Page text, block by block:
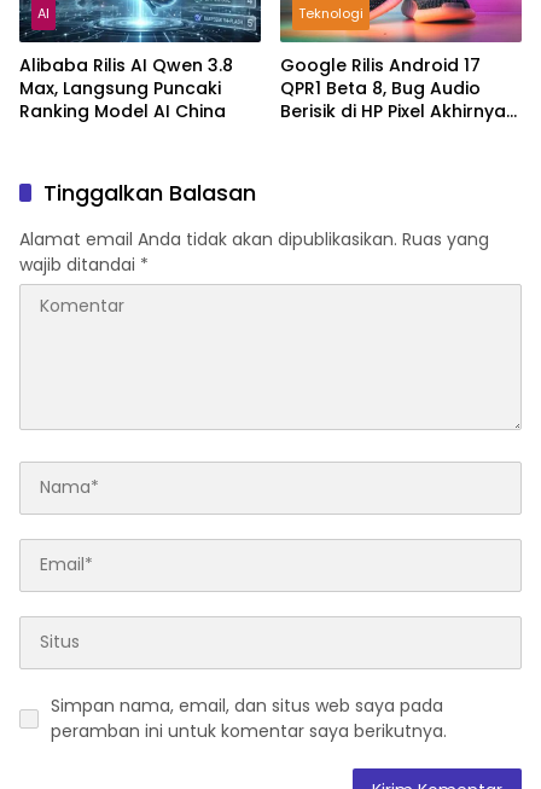
AI
Alibaba Rilis AI Qwen 3.8
Max, Langsung Puncaki
Ranking Model AI China
Teknologi
Google Rilis Android 17
QPR1 Beta 8, Bug Audio
Berisik di HP Pixel Akhirnya
Tinggalkan Balasan
Alamat email Anda tidak akan dipublikasikan. Ruas yang
wajib ditandai *
Simpan nama, email, dan situs web saya pada
peramban ini untuk komentar saya berikutnya.